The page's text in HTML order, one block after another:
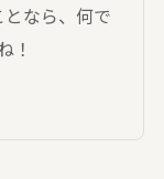
なら、何で
！